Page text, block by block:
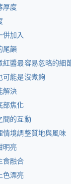
厚度
併加入
尾韻
紅醬最容易忽略的細
可能是沒煮夠
解決
部焦化
間的互動
情境調整質地與風味
明亮
食融合
色漂亮